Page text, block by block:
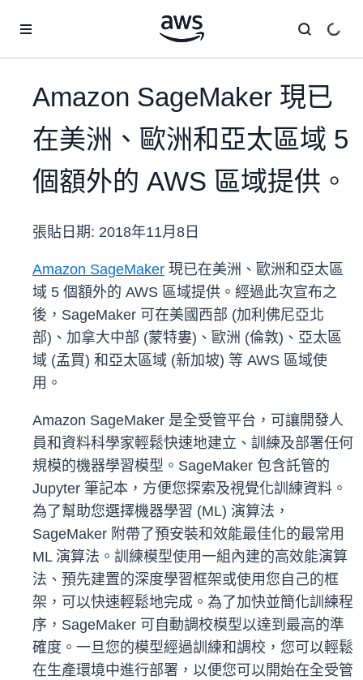
Amazon SageMaker 現已
在美洲、歐洲和亞太區域 5
個額外的 AWS 區域提供。
張貼日期: 2018年11月8日
Amazon SageMaker 現已在美洲、歐洲和亞太區
域 5 個額外的 AWS 區域提供。經過此次宣布之
後，SageMaker 可在美國西部 (加利佛尼亞北
部)、加拿大中部 (蒙特婁)、歐洲 (倫敦)、亞太區
域 (孟買) 和亞太區域 (新加坡) 等 AWS 區域使
用。
Amazon SageMaker 是全受管平台，可讓開發人
員和資料科學家輕鬆快速地建立、訓練及部署任何
規模的機器學習模型。SageMaker 包含託管的
Jupyter 筆記本，方便您探索及視覺化訓練資料。
為了幫助您選擇機器學習 (ML) 演算法，
SageMaker 附帶了預安裝和效能最佳化的最常用
ML 演算法。訓練模型使用一組內建的高效能演算
法、預先建置的深度學習框架或使用您自己的框
架，可以快速輕鬆地完成。為了加快並簡化訓練程
序，SageMaker 可自動調校模型以達到最高的準
確度。一旦您的模型經過訓練和調校，您可以輕鬆
在生產環境中進行部署，以便您可以開始在全受管